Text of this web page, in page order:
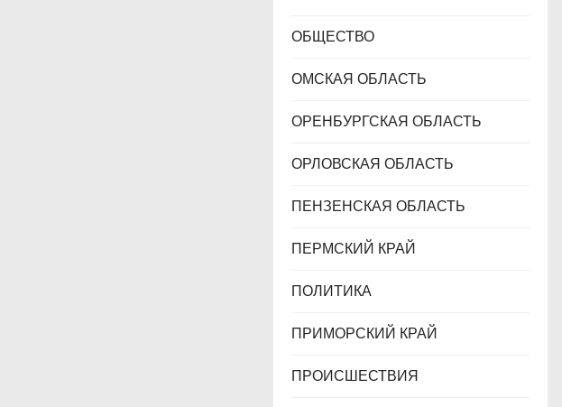
ОБЩЕСТВО
ОМСКАЯ ОБЛАСТЬ
ОРЕНБУРГСКАЯ ОБЛАСТЬ
ОРЛОВСКАЯ ОБЛАСТЬ
ПЕНЗЕНСКАЯ ОБЛАСТЬ
ПЕРМСКИЙ КРАЙ
ПОЛИТИКА
ПРИМОРСКИЙ КРАЙ
ПРОИСШЕСТВИЯ